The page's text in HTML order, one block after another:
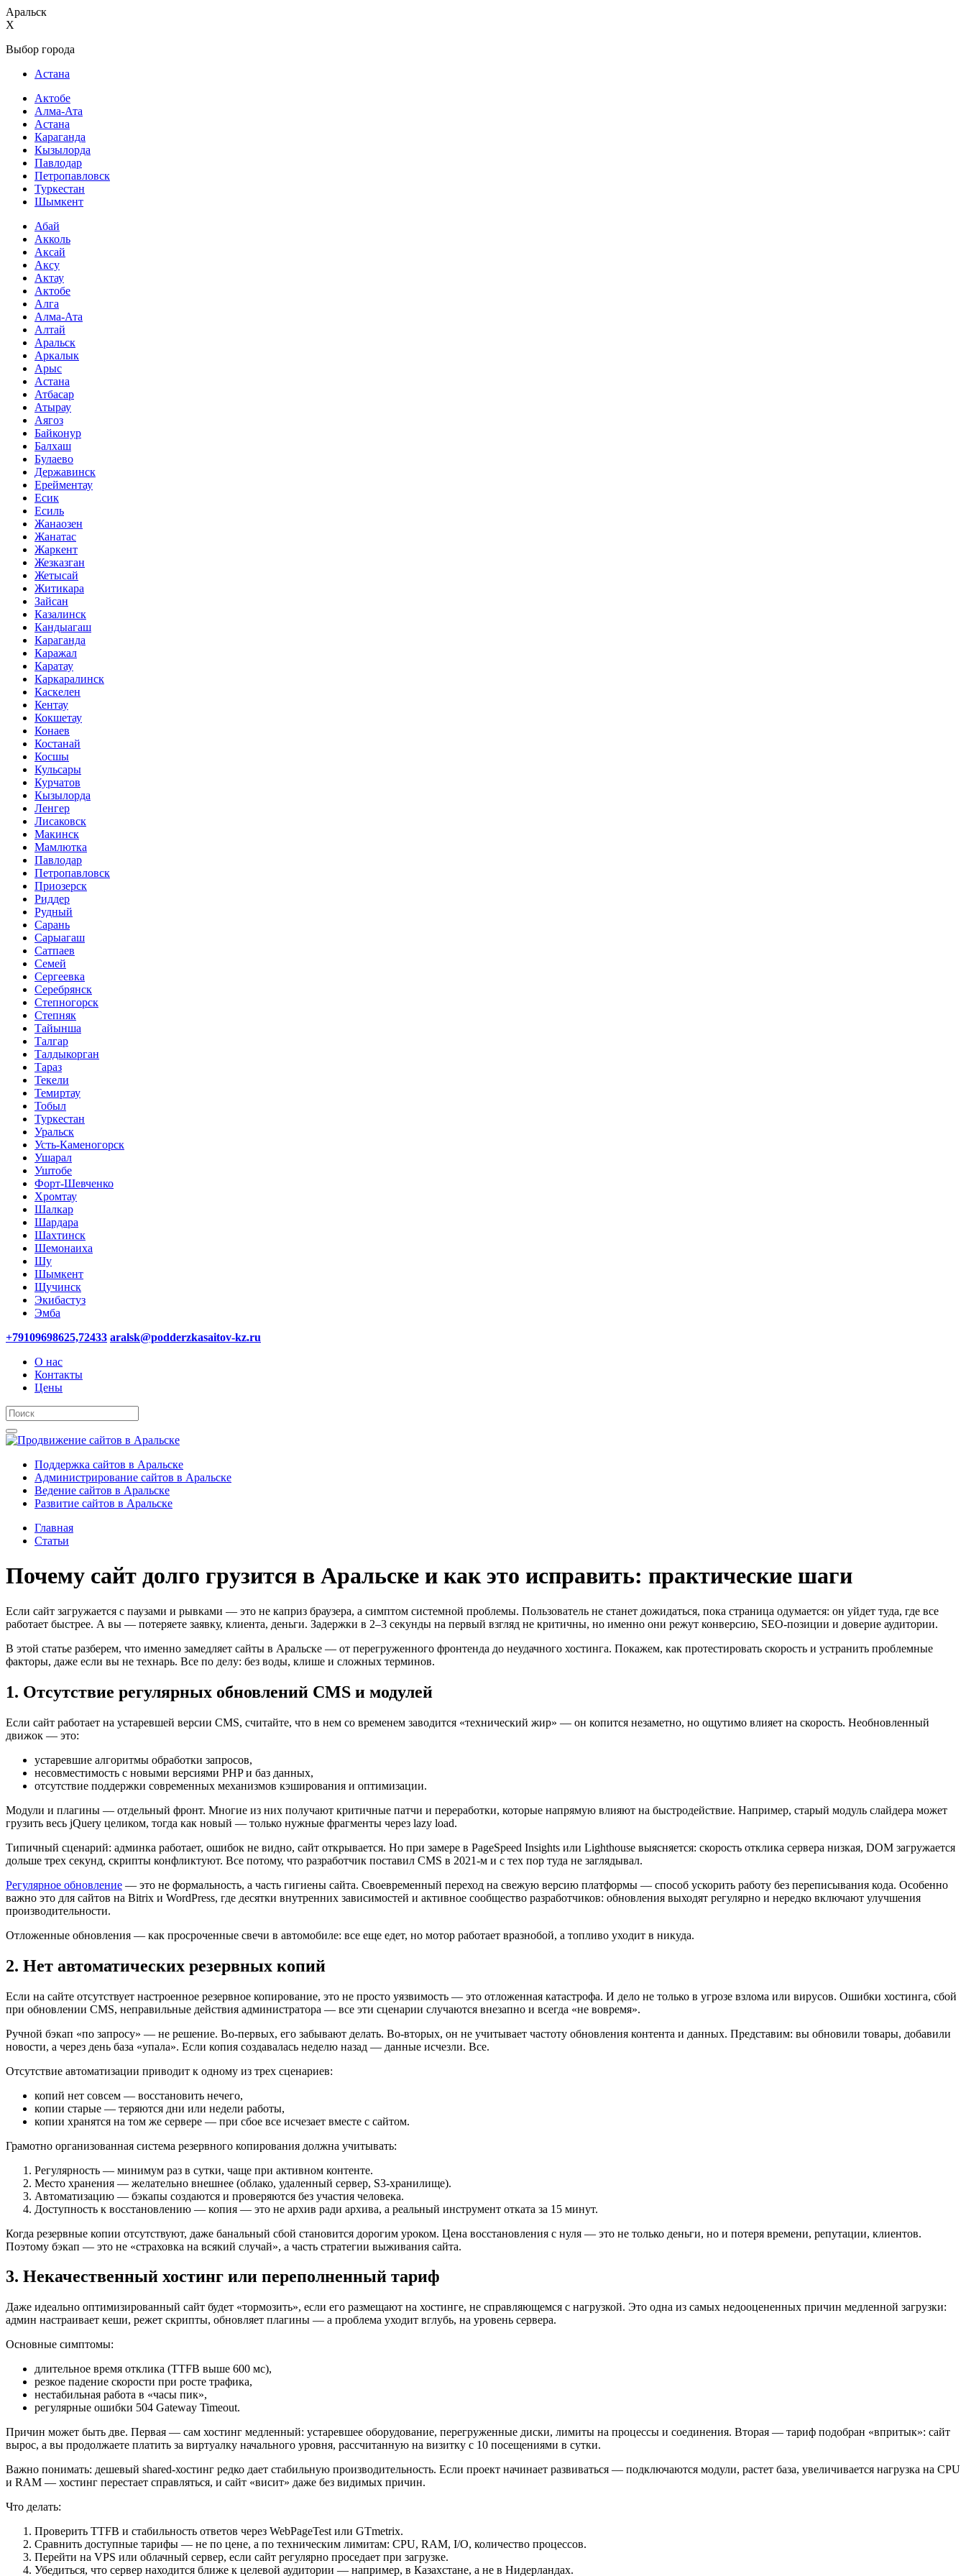
Аральск
X
Выбор города
Астана
Актобе
Алма-Ата
Астана
Караганда
Кызылорда
Павлодар
Петропавловск
Туркестан
Шымкент
Абай
Акколь
Аксай
Аксу
Актау
Актобе
Алга
Алма-Ата
Алтай
Аральск
Аркалык
Арыс
Астана
Атбасар
Атырау
Аягоз
Байконур
Балхаш
Булаево
Державинск
Ерейментау
Есик
Есиль
Жанаозен
Жанатас
Жаркент
Жезказган
Жетысай
Житикара
Зайсан
Казалинск
Кандыагаш
Караганда
Каражал
Каратау
Каркаралинск
Каскелен
Кентау
Кокшетау
Конаев
Костанай
Косшы
Кульсары
Курчатов
Кызылорда
Ленгер
Лисаковск
Макинск
Мамлютка
Павлодар
Петропавловск
Приозерск
Риддер
Рудный
Сарань
Сарыагаш
Сатпаев
Семей
Сергеевка
Серебрянск
Степногорск
Степняк
Тайынша
Талгар
Талдыкорган
Тараз
Текели
Темиртау
Тобыл
Туркестан
Уральск
Усть-Каменогорск
Ушарал
Уштобе
Форт-Шевченко
Хромтау
Шалкар
Шардара
Шахтинск
Шемонаиха
Шу
Шымкент
Щучинск
Экибастуз
Эмба
+79109698625,72433 aralsk@podderzkasaitov-kz.ru
О нас
Контакты
Цены
Поддержка сайтов в Аральске
Администрирование сайтов в Аральске
Ведение сайтов в Аральске
Развитие сайтов в Аральске
Главная
Статьи
Почему сайт долго грузится в Аральске и как это исправить: практические шаги
Если сайт загружается с паузами и рывками — это не каприз браузера, а симптом системной проблемы. Пользователь не станет дожидаться, пока страница одумается: он уйдет туда, где все
работает быстрее. А вы — потеряете заявку, клиента, деньги. Задержки в 2–3 секунды на первый взгляд не критичны, но именно они режут конверсию, SEO-позиции и доверие аудитории.
В этой статье разберем, что именно замедляет сайты в Аральске — от перегруженного фронтенда до неудачного хостинга. Покажем, как протестировать скорость и устранить проблемные
факторы, даже если вы не технарь. Все по делу: без воды, клише и сложных терминов.
1. Отсутствие регулярных обновлений CMS и модулей
Если сайт работает на устаревшей версии CMS, считайте, что в нем со временем заводится «технический жир» — он копится незаметно, но ощутимо влияет на скорость. Необновленный
движок — это:
устаревшие алгоритмы обработки запросов,
несовместимость с новыми версиями PHP и баз данных,
отсутствие поддержки современных механизмов кэширования и оптимизации.
Модули и плагины — отдельный фронт. Многие из них получают критичные патчи и переработки, которые напрямую влияют на быстродействие. Например, старый модуль слайдера может
грузить весь jQuery целиком, тогда как новый — только нужные фрагменты через lazy load.
Типичный сценарий: админка работает, ошибок не видно, сайт открывается. Но при замере в PageSpeed Insights или Lighthouse выясняется: скорость отклика сервера низкая, DOM загружается
дольше трех секунд, скрипты конфликтуют. Все потому, что разработчик поставил CMS в 2021-м и с тех пор туда не заглядывал.
Регулярное обновление — это не формальность, а часть гигиены сайта. Своевременный переход на свежую версию платформы — способ ускорить работу без переписывания кода. Особенно
важно это для сайтов на Bitrix и WordPress, где десятки внутренних зависимостей и активное сообщество разработчиков: обновления выходят регулярно и нередко включают улучшения
производительности.
Отложенные обновления — как просроченные свечи в автомобиле: все еще едет, но мотор работает вразнобой, а топливо уходит в никуда.
2. Нет автоматических резервных копий
Если на сайте отсутствует настроенное резервное копирование, это не просто уязвимость — это отложенная катастрофа. И дело не только в угрозе взлома или вирусов. Ошибки хостинга, сбой
при обновлении CMS, неправильные действия администратора — все эти сценарии случаются внезапно и всегда «не вовремя».
Ручной бэкап «по запросу» — не решение. Во-первых, его забывают делать. Во-вторых, он не учитывает частоту обновления контента и данных. Представим: вы обновили товары, добавили
новости, а через день база «упала». Если копия создавалась неделю назад — данные исчезли. Все.
Отсутствие автоматизации приводит к одному из трех сценариев:
копий нет совсем — восстановить нечего,
копии старые — теряются дни или недели работы,
копии хранятся на том же сервере — при сбое все исчезает вместе с сайтом.
Грамотно организованная система резервного копирования должна учитывать:
Регулярность — минимум раз в сутки, чаще при активном контенте.
Место хранения — желательно внешнее (облако, удаленный сервер, S3-хранилище).
Автоматизацию — бэкапы создаются и проверяются без участия человека.
Доступность к восстановлению — копия — это не архив ради архива, а реальный инструмент отката за 15 минут.
Когда резервные копии отсутствуют, даже банальный сбой становится дорогим уроком. Цена восстановления с нуля — это не только деньги, но и потеря времени, репутации, клиентов.
Поэтому бэкап — это не «страховка на всякий случай», а часть стратегии выживания сайта.
3. Некачественный хостинг или переполненный тариф
Даже идеально оптимизированный сайт будет «тормозить», если его размещают на хостинге, не справляющемся с нагрузкой. Это одна из самых недооцененных причин медленной загрузки:
админ настраивает кеши, режет скрипты, обновляет плагины — а проблема уходит вглубь, на уровень сервера.
Основные симптомы:
длительное время отклика (TTFB выше 600 мс),
резкое падение скорости при росте трафика,
нестабильная работа в «часы пик»,
регулярные ошибки 504 Gateway Timeout.
Причин может быть две. Первая — сам хостинг медленный: устаревшее оборудование, перегруженные диски, лимиты на процессы и соединения. Вторая — тариф подобран «впритык»: сайт
вырос, а вы продолжаете платить за виртуалку начального уровня, рассчитанную на визитку с 10 посещениями в сутки.
Важно понимать: дешевый shared-хостинг редко дает стабильную производительность. Если проект начинает развиваться — подключаются модули, растет база, увеличивается нагрузка на CPU
и RAM — хостинг перестает справляться, и сайт «висит» даже без видимых причин.
Что делать:
Проверить TTFB и стабильность ответов через WebPageTest или GTmetrix.
Сравнить доступные тарифы — не по цене, а по техническим лимитам: CPU, RAM, I/O, количество процессов.
Перейти на VPS или облачный сервер, если сайт регулярно проседает при загрузке.
Убедиться, что сервер находится ближе к целевой аудитории — например, в Казахстане, а не в Нидерландах.